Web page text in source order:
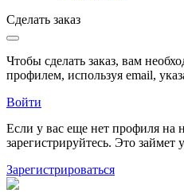
Сделать заказ
Чтобы сделать заказ, вам
профилем, используя email,
Войти
Если у вас еще нет профиля на
зарегистрируйтесь. Это
Зарегистрироваться